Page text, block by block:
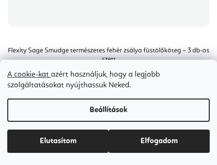
A cookie-kat azért használjuk, hogy a legjobb
szolgáltatásokat nyújthassuk Neked.
Beállítások
Elutasítom Elfogadom
Flexity Sage Smudge természetes fehér zsálya füstölőköteg – 3 db-os
szett
5-7 napon belül szállítunk
Ft4 800
Egységár:
Ft4 800 / 1 db
Harmónia